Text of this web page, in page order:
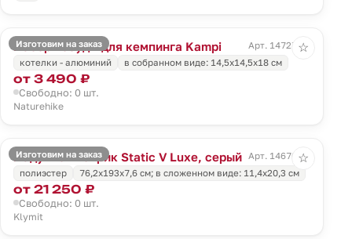
Изготовим на заказ
Набор посуды для кемпинга Kampi
Арт. 14727.10
котелки - алюминий
в собранном виде: 14,5х14,5х18 см
от 3 490 ₽
Свободно: 0 шт.
Naturehike
☆
Изготовим на заказ
Надувной коврик Static V Luxe, серый
Арт. 14670.11
полиэстер
76,2x193x7,6 см; в сложенном виде: 11,4x20,3 см
от 21 250 ₽
Свободно: 0 шт.
Klymit
☆